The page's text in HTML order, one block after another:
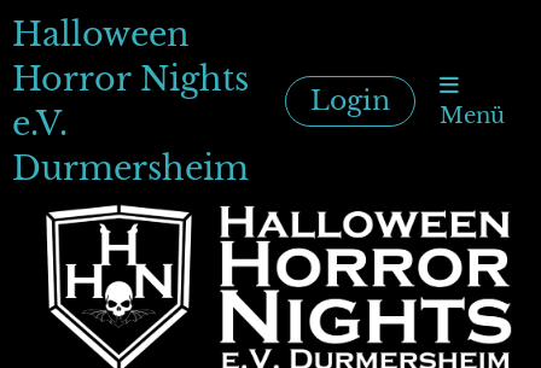
Halloween
Horror Nights
e.V.
Durmersheim
Login Menü